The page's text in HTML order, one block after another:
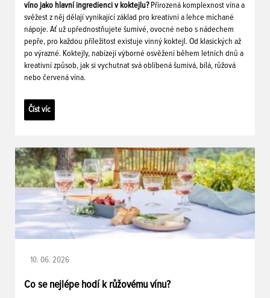
víno jako hlavní ingredienci v koktejlu? Přirozená komplexnost vína a
svěžest z něj dělají vynikající základ pro kreativní a lehce míchané
nápoje. Ať už upřednostňujete šumivé, ovocné nebo s nádechem
pepře, pro každou příležitost existuje vinný koktejl. Od klasických až
po výrazné. Koktejly, nabízejí výborné osvěžení během letních dnů a
kreativní způsob, jak si vychutnat svá oblíbená šumivá, bílá, růžová
nebo červená vína.
Číst víc
10. 06. 2026
Co se nejlépe hodí k růžovému vínu?